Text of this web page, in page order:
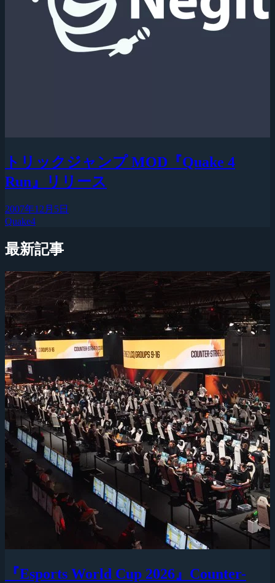
トリックジャンプ MOD『Quake 4
Run』リリース
2007年12月5日
Quake4
最新記事
『Esports World Cup 2026』Counter-